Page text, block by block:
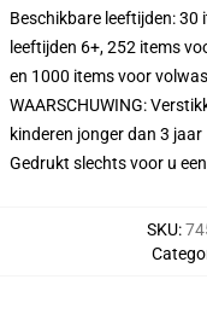
Beschikbare leeftijden:
leeftijden 6+, 252 items
en 1000 items voor
WAARSCHUWING:
kinderen jonger dan 3 jaar
Gedrukt slechts voor u
SKU: